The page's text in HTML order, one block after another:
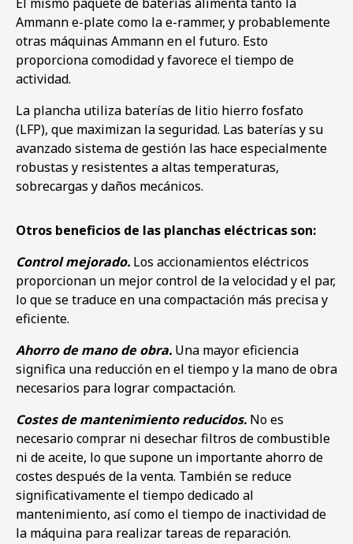
Ammann e-plate como la e-rammer, y probablemente
otras máquinas Ammann en el futuro. Esto
proporciona comodidad y favorece el tiempo de
actividad.
La plancha utiliza baterías de litio hierro fosfato
(LFP), que maximizan la seguridad. Las baterías y su
avanzado sistema de gestión las hace especialmente
robustas y resistentes a altas temperaturas,
sobrecargas y daños mecánicos.
Otros beneficios de las planchas eléctricas son:
Control mejorado. Los accionamientos eléctricos
proporcionan un mejor control de la velocidad y el par,
lo que se traduce en una compactación más precisa y
eficiente.
Ahorro de mano de obra. Una mayor eficiencia
significa una reducción en el tiempo y la mano de obra
necesarios para lograr compactación.
Costes de mantenimiento reducidos. No es
necesario comprar ni desechar filtros de combustible
ni de aceite, lo que supone un importante ahorro de
costes después de la venta. También se reduce
significativamente el tiempo dedicado al
mantenimiento, así como el tiempo de inactividad de
la máquina para realizar tareas de reparación.